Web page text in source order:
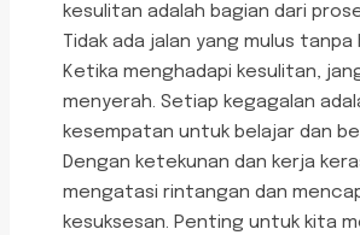
kesulitan adalah bagian dari
Tidak ada jalan yang mulus tanpa
Ketika menghadapi kesulitan,
menyerah. Setiap kegagalan
kesempatan untuk belajar dan
Dengan ketekunan dan kerja
mengatasi rintangan dan
kesuksesan. Penting untuk kita